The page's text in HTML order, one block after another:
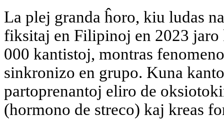
La plej granda ĥoro, kiu ludas
fiksitaj en Filipinoj en 2023
000 kantistoj, montras
sinkronizo en grupo. Kuna
partoprenantoj eliro de
(hormono de streco) kaj kreas